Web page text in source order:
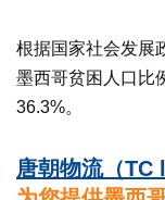
根据国家社会发展
墨西哥贫困人口比
36.3%。
唐朝物流（TC